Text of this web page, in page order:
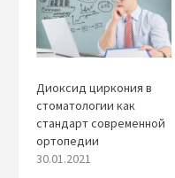
Диоксид циркония в
стоматологии как
стандарт современной
ортопедии
30.01.2021